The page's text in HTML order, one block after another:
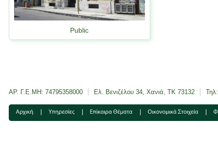
Public
ΑΡ. Γ.Ε.ΜΗ: 74795358000 Ελ. Βενιζέλου 34, Χανιά, ΤΚ 73132